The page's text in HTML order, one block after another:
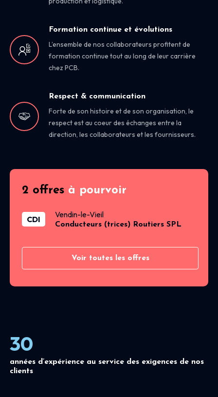
Formation continue et évolutions
L’ensemble de nos collaborateurs profitent de
formation continue tout au long de leur carrière
chez PCB.
Respect & communication
Forte de son histoire et de son organisation, le
respect est au coeur des échanges entre la
direction, les collaborateurs et les fournisseurs.
2 offres à pourvoir
CDI Vendin-le-Vieil
Conducteurs (trices) Routiers SPL
Voir toutes les offres
30
années d’expérience au service des exigences de nos
clients